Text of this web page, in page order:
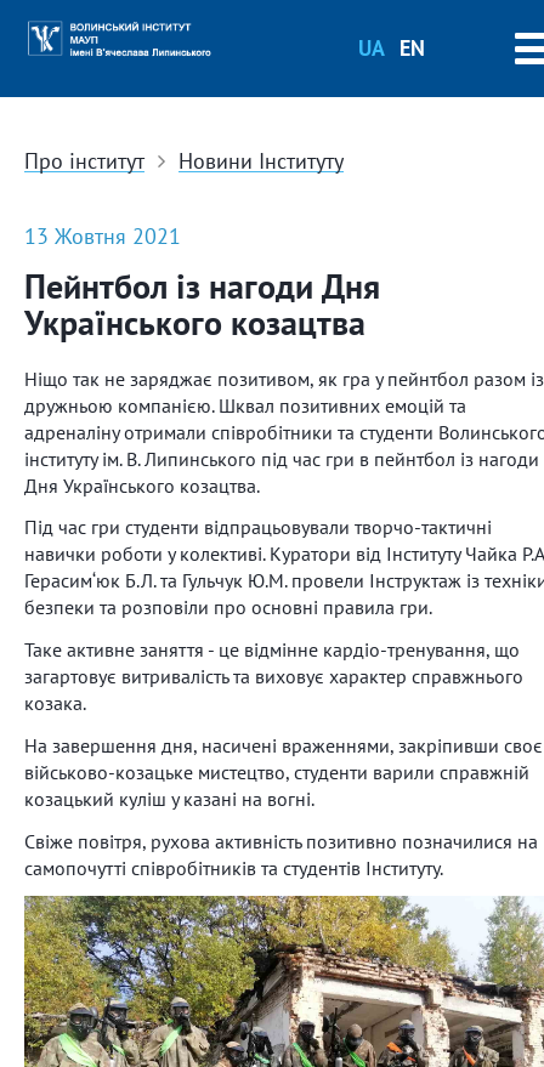
UA EN
Про інститут Новини Інституту
13 Жовтня 2021
Пейнтбол із нагоди Дня
Українського козацтва
Ніщо так не заряджає позитивом, як гра у пейнтбол разом із
дружньою компанією. Шквал позитивних емоцій та
адреналіну отримали співробітники та студенти
інституту ім. В. Липинського під час гри в пейнтбол із нагоди
Дня Українського козацтва.
Під час гри студенти відпрацьовували творчо-тактичні
навички роботи у колективі. Куратори від Інституту Чайка
Герасим‘юк Б.Л. та Гульчук Ю.М. провели Інструктаж із
безпеки та розповіли про основні правила гри.
Таке активне заняття - це відмінне кардіо-тренування, що
загартовує витривалість та виховує характер справжнього
козака.
На завершення дня, насичені враженнями, закріпивши своє
військово-козацьке мистецтво, студенти варили справжній
козацький куліш у казані на вогні.
Свіже повітря, рухова активність позитивно позначилися на
самопочутті співробітників та студентів Інституту.